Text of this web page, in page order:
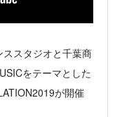
スタジオと千葉商
をテーマとした
が開催